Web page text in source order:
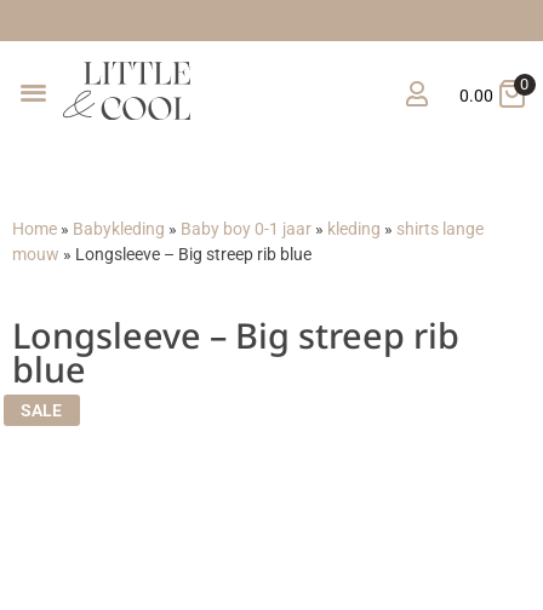
0.00
0
Home » Babykleding » Baby boy 0-1 jaar » kleding » shirts lange
mouw » Longsleeve – Big streep rib blue
Longsleeve – Big streep rib
blue
SALE